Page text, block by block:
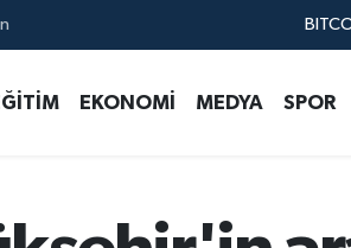
EKONOMİ MEDYA SPOR